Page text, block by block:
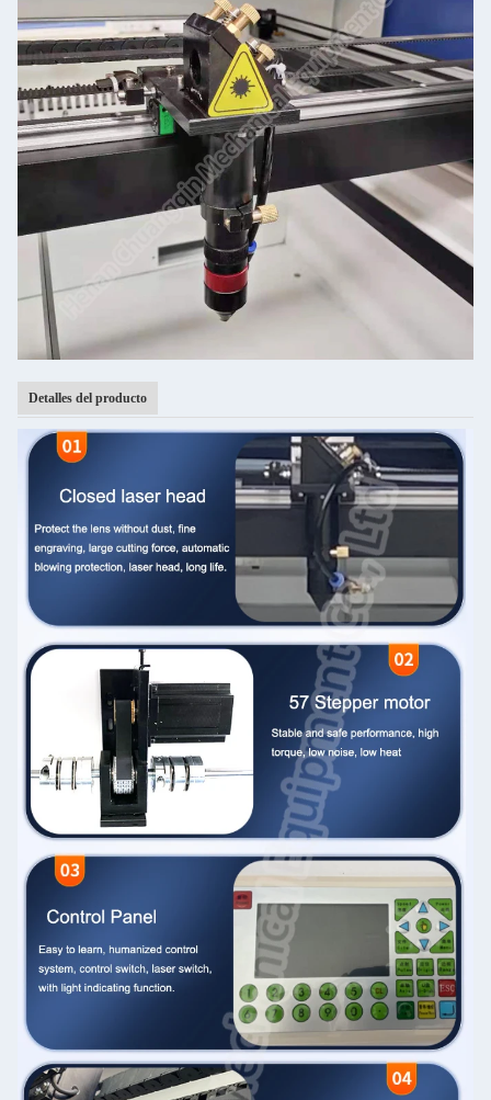
Detalles del producto